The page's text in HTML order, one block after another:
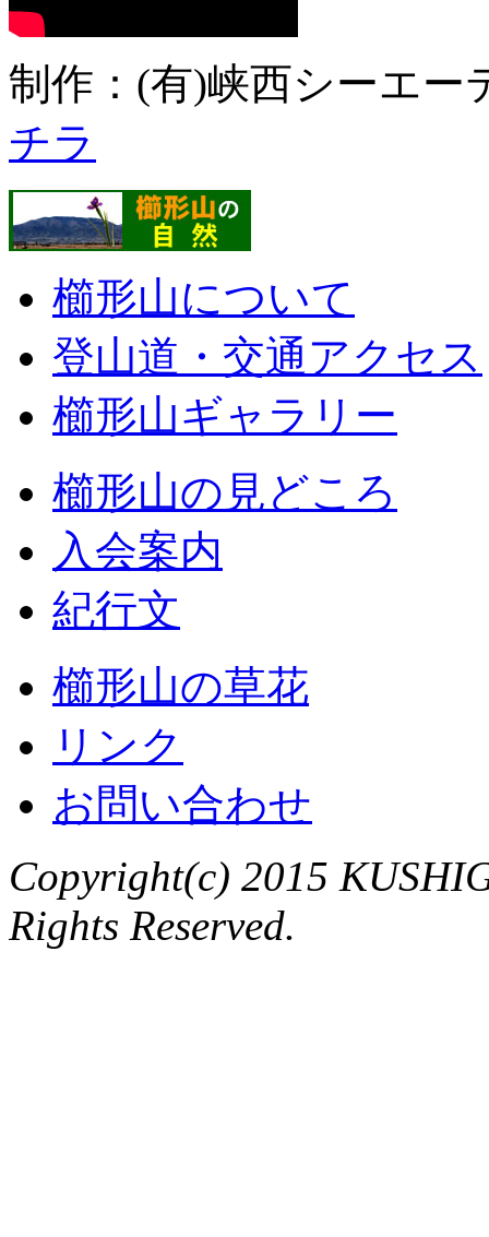
制作：(有)峡西シーエ
チラ
櫛形山について
登山道・交通アクセス
櫛形山ギャラリー
櫛形山の見どころ
入会案内
紀行文
櫛形山の草花
リンク
お問い合わせ
Copyright(c) 2015
Rights Reserved.